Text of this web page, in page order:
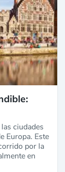
ciudades
Europa. Este
por la
en